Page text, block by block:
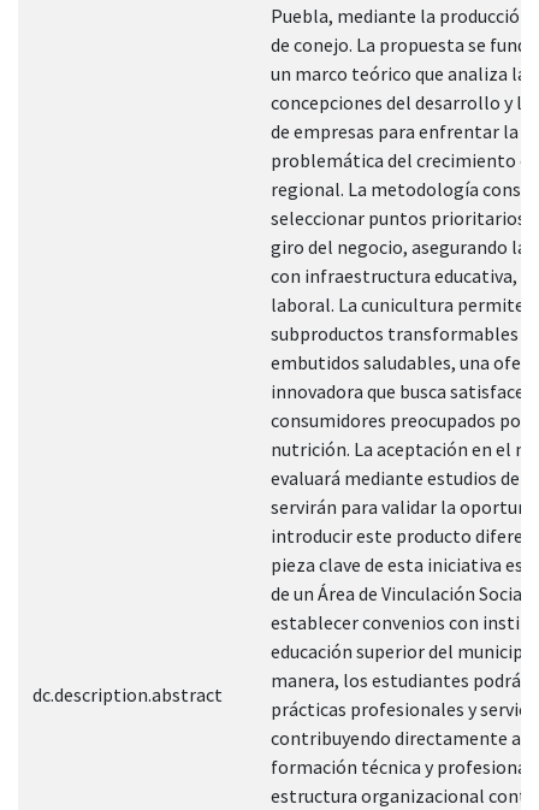
dc.description.abstract
Puebla, mediante la producción
de conejo. La propuesta se
un marco teórico que analiza las
concepciones del desarrollo y la
de empresas para enfrentar la
problemática del crecimiento
regional. La metodología
seleccionar puntos prioritarios
giro del negocio, asegurando la
con infraestructura educativa,
laboral. La cunicultura permite
subproductos transformables
embutidos saludables, una
innovadora que busca satisfacer
consumidores preocupados por
nutrición. La aceptación en el
evaluará mediante estudios de
servirán para validar la
introducir este producto
pieza clave de esta iniciativa es
de un Área de Vinculación Social
establecer convenios con
educación superior del
manera, los estudiantes podrán
prácticas profesionales y
contribuyendo directamente a
formación técnica y profesional.
estructura organizacional